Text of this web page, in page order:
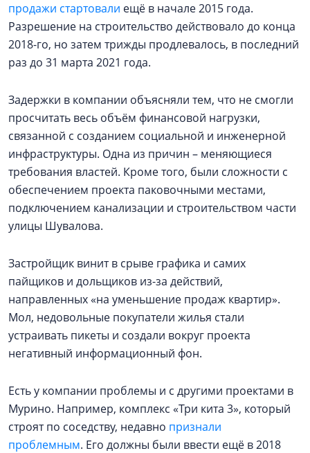
продажи стартовали ещё в начале 2015 года.
Разрешение на строительство действовало до конца
2018-го, но затем трижды продлевалось, в последний
раз до 31 марта 2021 года.
Задержки в компании объясняли тем, что не смогли
просчитать весь объём финансовой нагрузки,
связанной с созданием социальной и инженерной
инфраструктуры. Одна из причин – меняющиеся
требования властей. Кроме того, были сложности с
обеспечением проекта паковочными местами,
подключением канализации и строительством части
улицы Шувалова.
Застройщик винит в срыве графика и самих
пайщиков и дольщиков из-за действий,
направленных «на уменьшение продаж квартир».
Мол, недовольные покупатели жилья стали
устраивать пикеты и создали вокруг проекта
негативный информационный фон.
Есть у компании проблемы и с другими проектами в
Мурино. Например, комплекс «Три кита 3», который
строят по соседству, недавно признали
проблемным. Его должны были ввести ещё в 2018